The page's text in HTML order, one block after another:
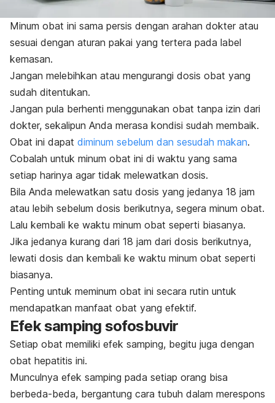
Minum obat ini sama persis dengan arahan dokter atau
sesuai dengan aturan pakai yang tertera pada label
kemasan.
Jangan melebihkan atau mengurangi dosis obat yang
sudah ditentukan.
Jangan pula berhenti menggunakan obat tanpa izin dari
dokter, sekalipun Anda merasa kondisi sudah membaik.
Obat ini dapat diminum sebelum dan sesudah makan.
Cobalah untuk minum obat ini di waktu yang sama
setiap harinya agar tidak melewatkan dosis.
Bila Anda melewatkan satu dosis yang jedanya 18 jam
atau lebih sebelum dosis berikutnya, segera minum obat.
Lalu kembali ke waktu minum obat seperti biasanya.
Jika jedanya kurang dari 18 jam dari dosis berikutnya,
lewati dosis dan kembali ke waktu minum obat seperti
biasanya.
Penting untuk meminum obat ini secara rutin untuk
mendapatkan manfaat obat yang efektif.
Efek samping sofosbuvir
Setiap obat memiliki efek samping, begitu juga dengan
obat hepatitis ini.
Munculnya efek samping pada setiap orang bisa
berbeda-beda, bergantung cara tubuh dalam merespons